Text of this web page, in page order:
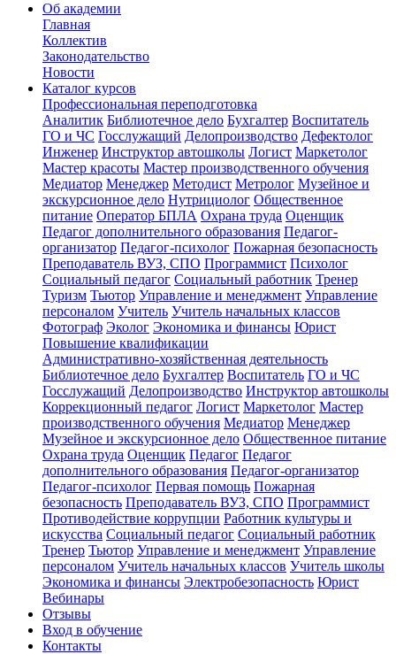
Об академии
Главная
Коллектив
Законодательство
Новости
Каталог курсов
Профессиональная переподготовка
Аналитик Библиотечное дело Бухгалтер Воспитатель
ГО и ЧС Госслужащий Делопроизводство Дефектолог
Инженер Инструктор автошколы Логист Маркетолог
Мастер красоты Мастер производственного обучения
Медиатор Менеджер Методист Метролог Музейное и
экскурсионное дело Нутрициолог Общественное
питание Оператор БПЛА Охрана труда Оценщик
Педагог дополнительного образования Педагог-
организатор Педагог-психолог Пожарная безопасность
Преподаватель ВУЗ, СПО Программист Психолог
Социальный педагог Социальный работник Тренер
Туризм Тьютор Управление и менеджмент Управление
персоналом Учитель Учитель начальных классов
Фотограф Эколог Экономика и финансы Юрист
Повышение квалификации
Административно-хозяйственная деятельность
Библиотечное дело Бухгалтер Воспитатель ГО и ЧС
Госслужащий Делопроизводство Инструктор автошколы
Коррекционный педагог Логист Маркетолог Мастер
производственного обучения Медиатор Менеджер
Музейное и экскурсионное дело Общественное питание
Охрана труда Оценщик Педагог Педагог
дополнительного образования Педагог-организатор
Педагог-психолог Первая помощь Пожарная
безопасность Преподаватель ВУЗ, СПО Программист
Противодействие коррупции Работник культуры и
искусства Социальный педагог Социальный работник
Тренер Тьютор Управление и менеджмент Управление
персоналом Учитель начальных классов Учитель школы
Экономика и финансы Электробезопасность Юрист
Вебинары
Отзывы
Вход в обучение
Контакты